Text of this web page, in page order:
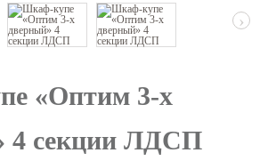
›
«Оптим 3-х
4 секции ЛДСП